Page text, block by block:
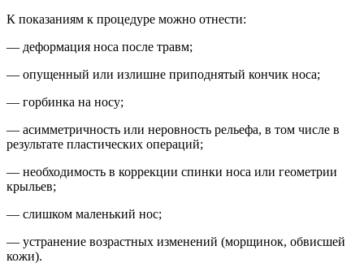
К показаниям к процедуре можно отнести:
— деформация носа после травм;
— опущенный или излишне приподнятый кончик носа;
— горбинка на носу;
— асимметричность или неровность рельефа, в том числе в
результате пластических операций;
— необходимость в коррекции спинки носа или геометрии
крыльев;
— слишком маленький нос;
— устранение возрастных изменений (морщинок, обвисшей
кожи).